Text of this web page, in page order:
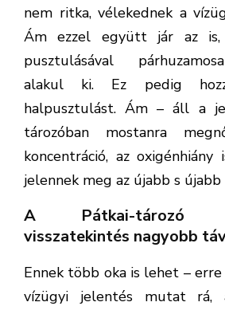
nem ritka, vélekednek a
Ám ezzel együtt jár az is,
pusztulásával
alakul ki. Ez pedig
halpusztulást. Ám – áll a
tározóban mostanra
koncentráció, az
jelennek meg az újabb s
A Pátkai-tározó
visszatekintés nagyobb
Ennek több oka is lehet –
vízügyi jelentés mutat rá,